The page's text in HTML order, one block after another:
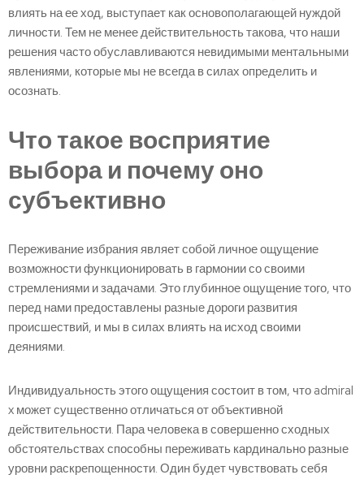
влиять на ее ход, выступает как основополагающей нуждой
личности. Тем не менее действительность такова, что наши
решения часто обуславливаются невидимыми ментальными
явлениями, которые мы не всегда в силах определить и
осознать.
Что такое восприятие
выбора и почему оно
субъективно
Переживание избрания являет собой личное ощущение
возможности функционировать в гармонии со своими
стремлениями и задачами. Это глубинное ощущение того, что
перед нами предоставлены разные дороги развития
происшествий, и мы в силах влиять на исход своими
деяниями.
Индивидуальность этого ощущения состоит в том, что admiral
x может существенно отличаться от объективной
действительности. Пара человека в совершенно сходных
обстоятельствах способны переживать кардинально разные
уровни раскрепощенности. Один будет чувствовать себя